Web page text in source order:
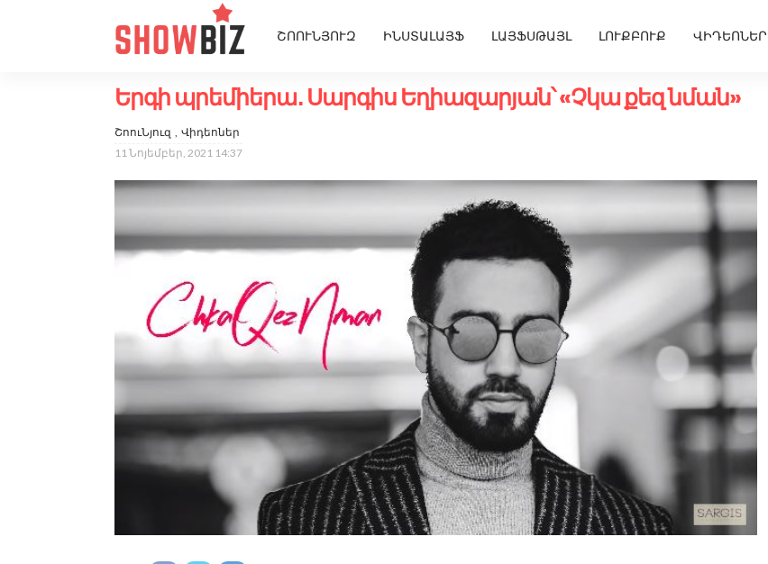
ՇՈՈՒՆՅՈՒԶ ԻՆՍՏԱԼԱՅՖ ԼԱՅՖՍԹԱՅԼ ԼՈՒՔԲՈՒՔ ՎԻԴԵՈՆԵՐ
Երգի պրեմիերա․ Սարգիս Եղիազարյան՝ «Չկա քեզ նման»
ՇոուՆյուզ
Վիդեոներ
11 Նոյեմբեր, 2021 14:37